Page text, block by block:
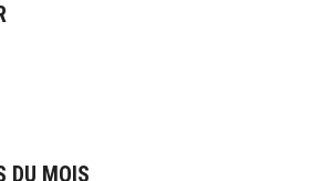
DU MOIS